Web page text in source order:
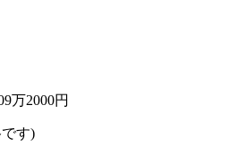
万2000円
す)